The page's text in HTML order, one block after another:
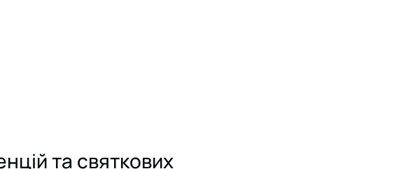
та святкових